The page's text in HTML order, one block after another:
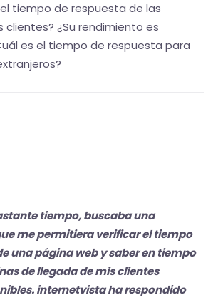
tiempo de respuesta de las
clientes? ¿Su rendimiento es
es el tiempo de respuesta para
tiempo, buscaba una
me permitiera verificar el tiempo
una página web y saber en tiempo
de llegada de mis clientes
internetvista ha respondido